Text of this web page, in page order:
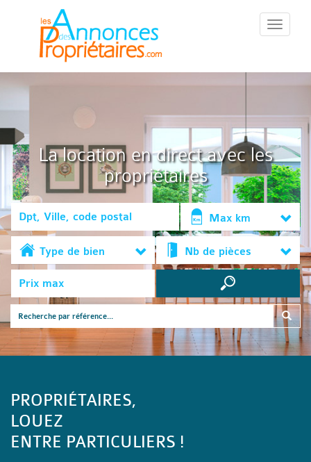
::Menu::
La location en direct avec les
propriétaires
Max km
Type de bien Nb de pièces
PROPRIÉTAIRES,
LOUEZ
ENTRE PARTICULIERS !